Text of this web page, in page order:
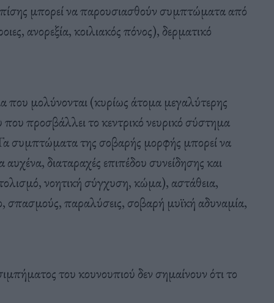
μπορεί να παρουσιασθούν συμπτώματα από
ανορεξία, κοιλιακός πόνος), δερματικό
μολύνονται (κυρίως άτομα μεγαλύτερης
προσβάλλει το κεντρικό νευρικό σύστημα
συμπτώματα της σοβαρής μορφής μπορεί να
διαταραχές επιπέδου συνείδησης και
νοητική σύγχυση, κώμα), αστάθεια,
σπασμούς, παραλύσεις, σοβαρή μυϊκή αδυναμία,
του κουνουπιού δεν σημαίνουν ότι το